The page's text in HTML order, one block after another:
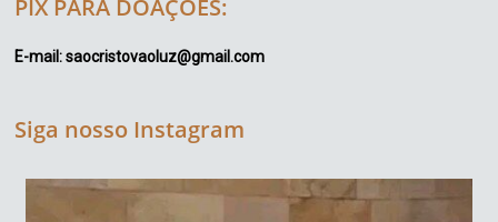
PIX PARA DOAÇÕES:
E-mail: saocristovaoluz@gmail.com
Siga nosso Instagram